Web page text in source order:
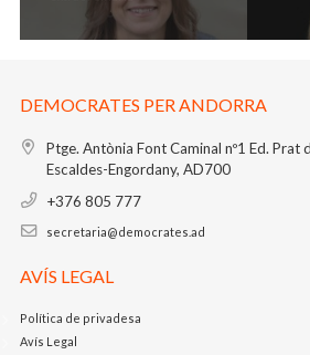
DEMOCRATES PER ANDORRA
Ptge. Antònia Font Caminal nº1 Ed. Prat
Escaldes-Engordany, AD700
+376 805 777
secretaria@democrates.ad
AVÍS LEGAL
Política de privadesa
Avís Legal